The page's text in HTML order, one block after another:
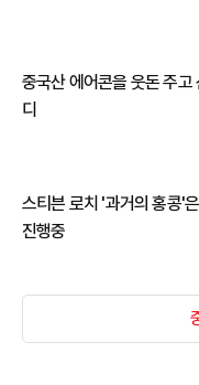
중국산 에어콘을 웃돈 주고
디
스티븐 로치 '과거의 홍콩'
진행중